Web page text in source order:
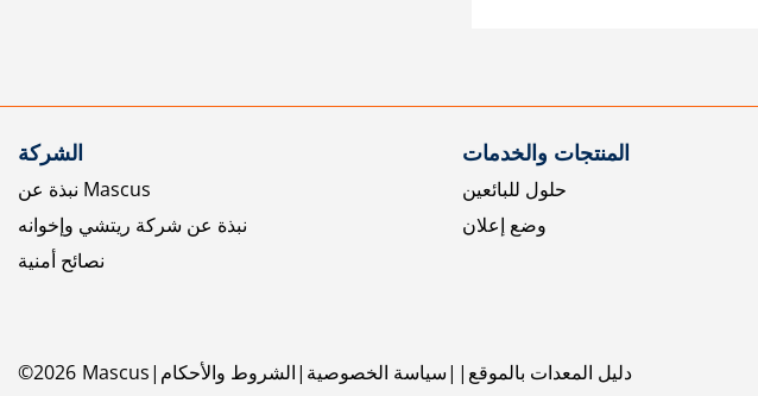
الشركة
نبذة عن Mascus
نبذة عن شركة ريتشي وإخوانه
نصائح أمنية
المنتجات والخدمات
حلول للبائعين
وضع إعلان
©2026 Mascus الشروط والأحكام سياسة الخصوصية دليل المعدات بالموقع